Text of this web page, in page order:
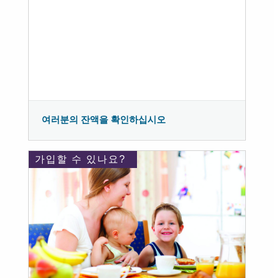
여러분의 잔액을 확인하십시오
가입할 수 있나요?